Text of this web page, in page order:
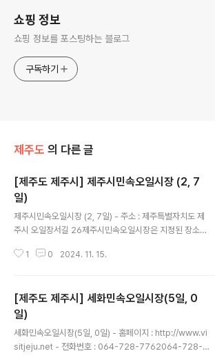
쇼핑 정보
쇼핑 정보를 포스팅하는 블로그
구독하기
제주도 의 다른 글
[제주도 제주시] 제주시민속오일시장 (2, 7
일)
제주시민속오일시장 (2, 7일) - 주소 : 제주특별자치도 제
주시 오일장서길 26제주시민속오일시장은 지정된 장소에
인하여, 제주 시내 사람들은 물론 타 지역의 사람들도 이용
필요한 생필품까지 총괄하는 상권이다. 5일에 한번 열리는
시장으로서 노인들을 비롯한 아이들까지 애용하는 상권이
다. ※ 소개 정보 - 장서는날 : 매월 2, 7, 12, 17, 22, 27일
- 쉬는날 : 연중무휴 - 영업시간 : 주중 08:00~18:00토요
일 09:00~18:00 - 판매품목 : 야채, 청과물, 수산물, 약
1 0 2024. 11. 15.
[제주도 제주시] 세화민속오일시장(5일, 0
일)
세화민속오일시장(5일, 0일) - 홈페이지 : http://www.vi
sitjeju.net - 전화번호 : 064-728-7762064-728-7